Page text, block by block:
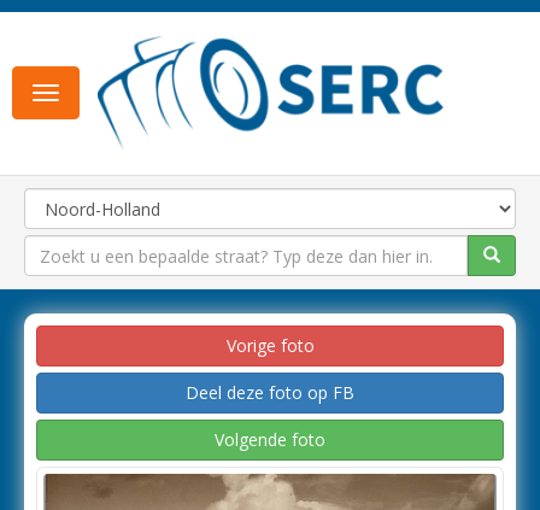
Toggle
navigation
Vorige foto
Deel deze foto op FB
Volgende foto